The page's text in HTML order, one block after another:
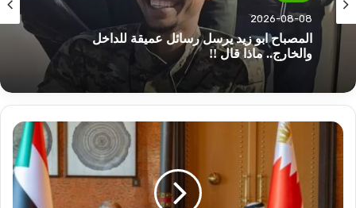
أخبار
2026-08-08
المصباح ابو زيد يرسل رسائل عميقة للداخل
والخارج.. ماذا قال !!
أخبار
2026-08-08
ناد مصري يكسب خدمات نجم منتخب السودان
ملك
البحرين